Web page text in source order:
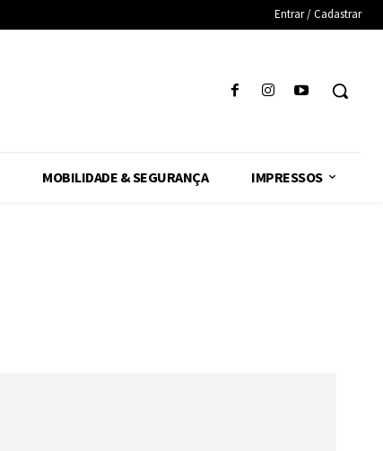
Entrar / Cadastrar
MOBILIDADE & SEGURANÇA IMPRESSOS